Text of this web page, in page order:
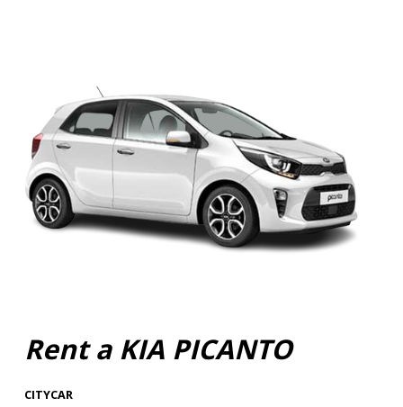
Rent a KIA PICANTO
CITYCAR